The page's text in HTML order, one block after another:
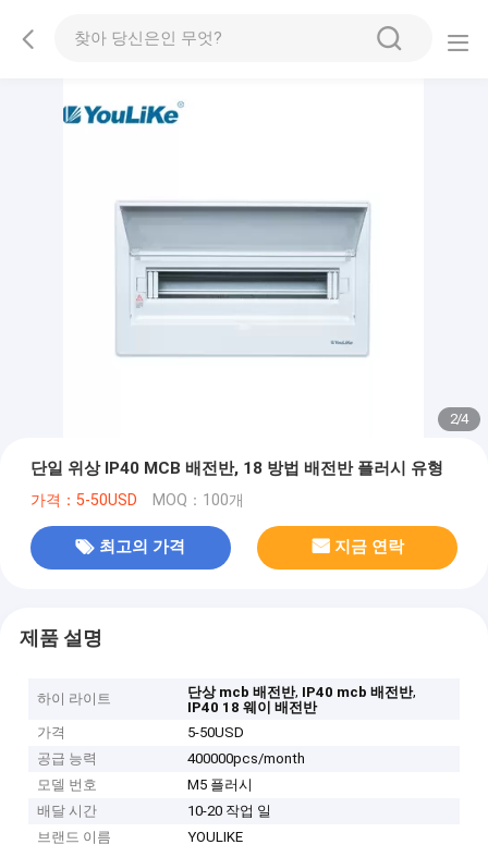
2/4
단일 위상 IP40 MCB 배전반, 18 방법 배전반 플러시 유형
가격：5-50USD MOQ：100개
최고의 가격 지금 연락
제품 설명
하이 라이트 단상 mcb 배전반, IP40 mcb 배전반,
IP40 18 웨이 배전반
가격
5-50USD
공급 능력
400000pcs/month
모델 번호
M5 플러시
배달 시간
10-20 작업 일
브랜드 이름
YOULIKE